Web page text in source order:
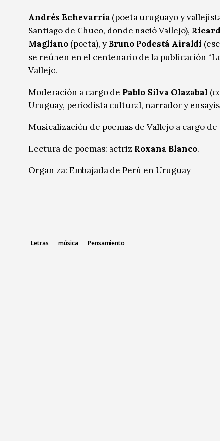
Música
Música
Sin categoríaSin categoría
Andrés Echevarría (poeta uruguayo y
Santiago de Chuco, donde nació Vallejo),
Magliano (poeta), y Bruno Podestá Airaldi
se reúnen en el centenario de la publicación
Vallejo.
Moderación a cargo de Pablo Silva Olazabal
Uruguay, periodista cultural, narrador y
Musicalización de poemas de Vallejo a cargo de
Lectura de poemas: actriz Roxana Blanco.
Organiza: Embajada de Perú en Uruguay
Letras música Pensamiento